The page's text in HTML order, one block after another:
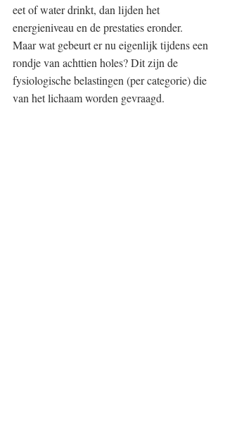
eet of water drinkt, dan lijden het
energieniveau en de prestaties eronder.
Maar wat gebeurt er nu eigenlijk tijdens een
rondje van achttien holes? Dit zijn de
fysiologische belastingen (per categorie) die
van het lichaam worden gevraagd.